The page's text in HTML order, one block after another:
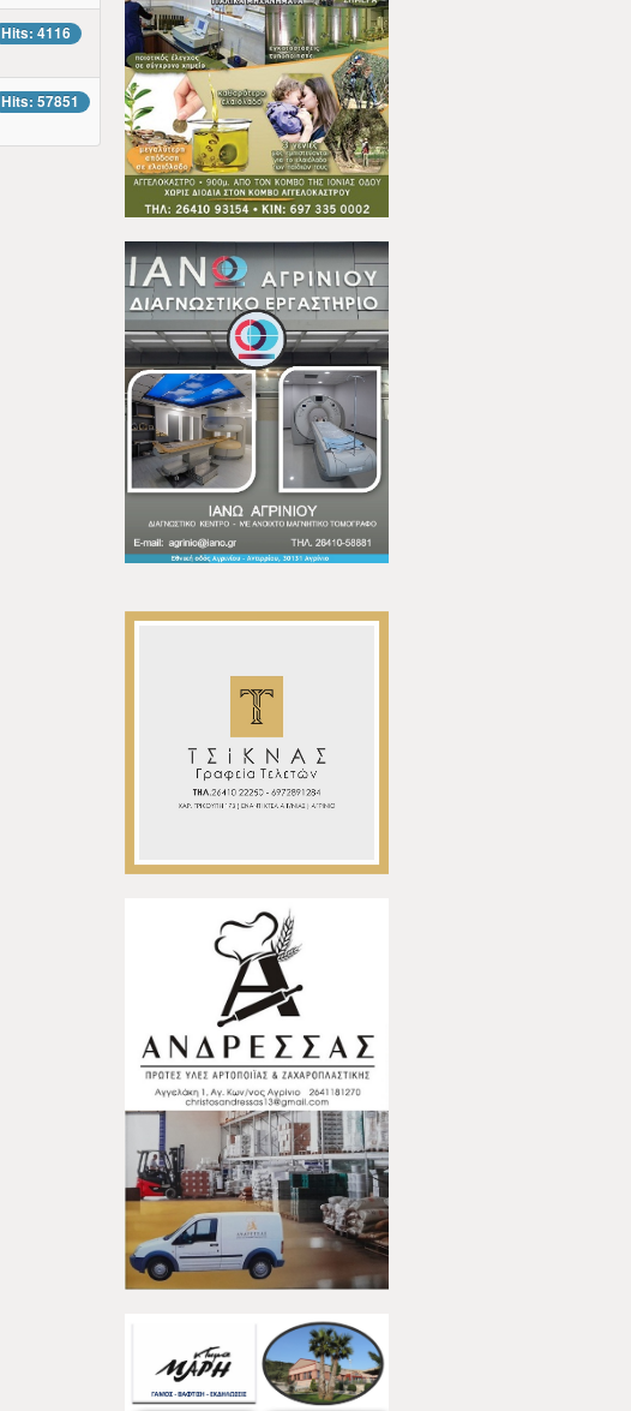
Hits: 4116
Hits: 57851